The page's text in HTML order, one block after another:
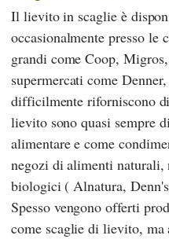
Il lievito in scaglie è
occasionalmente presso le
grandi comeCoop,Migros,
supermercati comeDenner,
difficilmente riforniscono
lievito sono quasi sempre
alimentare e come
negozi di alimenti
biologici (Alnatura,
Spesso vengono offerti
come scaglie di lievito, ma